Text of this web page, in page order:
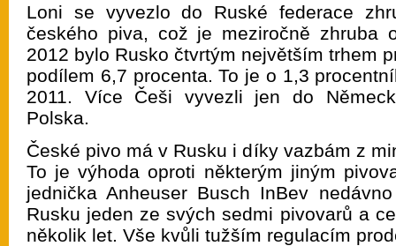
Loni se vyvezlo do Ruské federace
českého piva, což je meziročně zhruba
2012 bylo Rusko čtvrtým největším trhem
podílem 6,7 procenta. To je o 1,3
2011. Více Češi vyvezli jen do
Polska.
České pivo má v Rusku i díky vazbám z
To je výhoda oproti některým jiným
jednička Anheuser Busch InBev
Rusku jeden ze svých sedmi pivovarů a
několik let. Vše kvůli tužším regulacím